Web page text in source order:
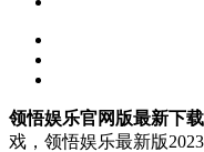
领悟娱乐官网版最新下载
戏，领悟娱乐最新版